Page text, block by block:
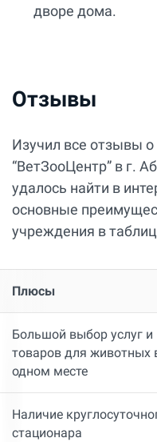
дворе дома.
Отзывы
Изучил все отзывы
“ВетЗооЦентр” в г.
удалось найти в
основные
учреждения в
Плюсы
Большой выбор услуг и
товаров для животных
одном месте
Наличие
стационара